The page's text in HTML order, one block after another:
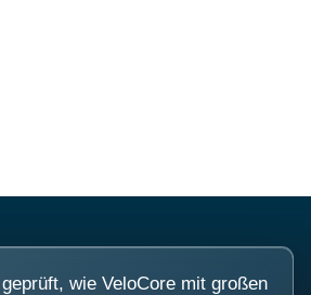
wie VeloCore mit großen